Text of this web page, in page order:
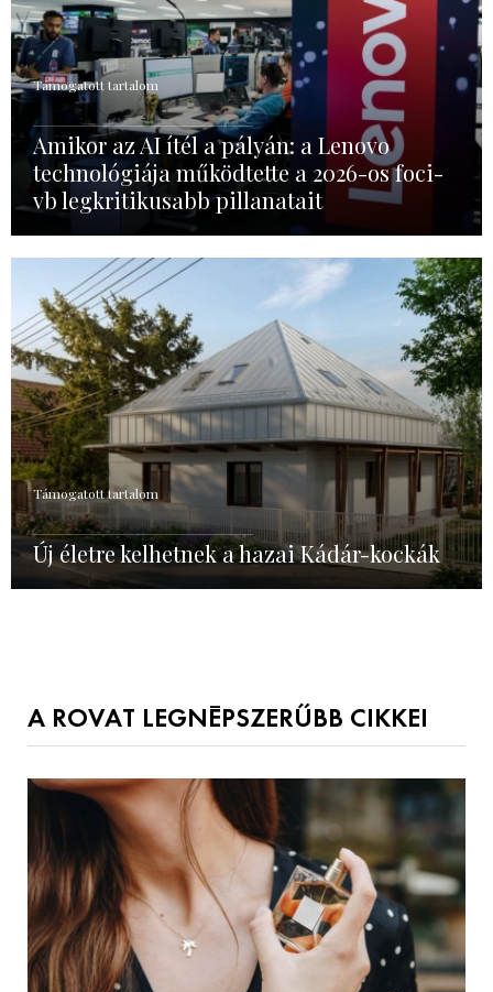
Támogatott tartalom
Amikor az AI ítél a pályán: a Lenovo
technológiája működtette a 2026-os foci-
vb legkritikusabb pillanatait
Támogatott tartalom
Új életre kelhetnek a hazai Kádár-kockák
A ROVAT LEGNÉPSZERŰBB CIKKEI